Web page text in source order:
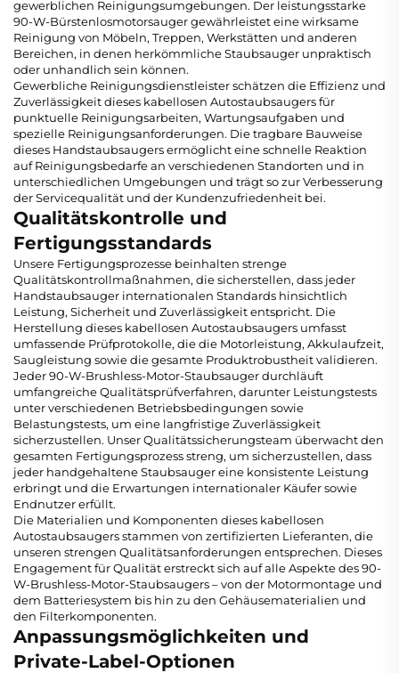
gewerblichen Reinigungsumgebungen. Der leistungsstarke
90-W-Bürstenlosmotorsauger gewährleistet eine wirksame
Reinigung von Möbeln, Treppen, Werkstätten und anderen
Bereichen, in denen herkömmliche Staubsauger unpraktisch
oder unhandlich sein können.
Gewerbliche Reinigungsdienstleister schätzen die Effizienz und
Zuverlässigkeit dieses kabellosen Autostaubsaugers für
punktuelle Reinigungsarbeiten, Wartungsaufgaben und
spezielle Reinigungsanforderungen. Die tragbare Bauweise
dieses Handstaubsaugers ermöglicht eine schnelle Reaktion
auf Reinigungsbedarfe an verschiedenen Standorten und in
unterschiedlichen Umgebungen und trägt so zur Verbesserung
der Servicequalität und der Kundenzufriedenheit bei.
Qualitätskontrolle und
Fertigungsstandards
Unsere Fertigungsprozesse beinhalten strenge
Qualitätskontrollmaßnahmen, die sicherstellen, dass jeder
Handstaubsauger internationalen Standards hinsichtlich
Leistung, Sicherheit und Zuverlässigkeit entspricht. Die
Herstellung dieses kabellosen Autostaubsaugers umfasst
umfassende Prüfprotokolle, die die Motorleistung, Akkulaufzeit,
Saugleistung sowie die gesamte Produktrobustheit validieren.
Jeder 90-W-Brushless-Motor-Staubsauger durchläuft
umfangreiche Qualitätsprüfverfahren, darunter Leistungstests
unter verschiedenen Betriebsbedingungen sowie
Belastungstests, um eine langfristige Zuverlässigkeit
sicherzustellen. Unser Qualitätssicherungsteam überwacht den
gesamten Fertigungsprozess streng, um sicherzustellen, dass
jeder handgehaltene Staubsauger eine konsistente Leistung
erbringt und die Erwartungen internationaler Käufer sowie
Endnutzer erfüllt.
Die Materialien und Komponenten dieses kabellosen
Autostaubsaugers stammen von zertifizierten Lieferanten, die
unseren strengen Qualitätsanforderungen entsprechen. Dieses
Engagement für Qualität erstreckt sich auf alle Aspekte des 90-
W-Brushless-Motor-Staubsaugers – von der Motormontage und
dem Batteriesystem bis hin zu den Gehäusematerialien und
den Filterkomponenten.
Anpassungsmöglichkeiten und
Private-Label-Optionen